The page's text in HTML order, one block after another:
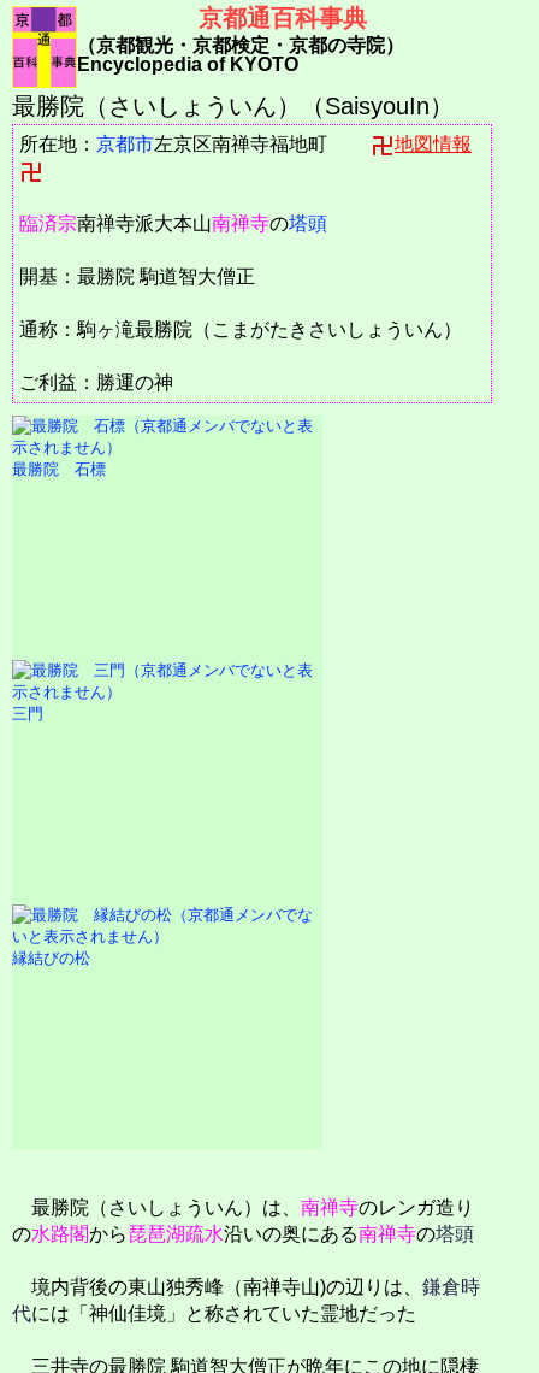
京都通百科事典
（京都観光・京都検定・京都の寺院）
Encyclopedia of KYOTO
最勝院（さいしょういん）（SaisyouIn）
所在地： 京都市左京区南禅寺福地町 地図情報
臨済宗南禅寺派大本山南禅寺の塔頭
開基：最勝院 駒道智大僧正
通称：駒ヶ滝最勝院（こまがたきさいしょういん）
ご利益：勝運の神
最勝院 石標
三門
縁結びの松
最勝院（さいしょういん）は、 南禅寺のレンガ造り
の水路閣から琵琶湖疏水沿いの奥にある南禅寺の塔頭
境内背後の東山独秀峰（南禅寺山)の辺りは、 鎌倉時
代には「神仙佳境」と称されていた霊地だった
三井寺の最勝院 駒道智大僧正が晩年にこの地に隠棲